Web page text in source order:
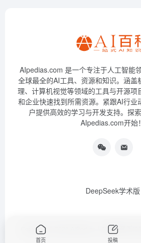
AIpedias.com 是一个专注于人工智能
全球最全的AI工具、资源和知识。涵盖
理、计算机视觉等领域的工具与开源项
和企业快速找到所需资源。紧跟AI行业
户提供高效的学习与开发支持。探
AIpedias.com开始！
DeepSeek学术版
Copyright © 2026 AIPedias｜AI导航网 浙
首页 投稿